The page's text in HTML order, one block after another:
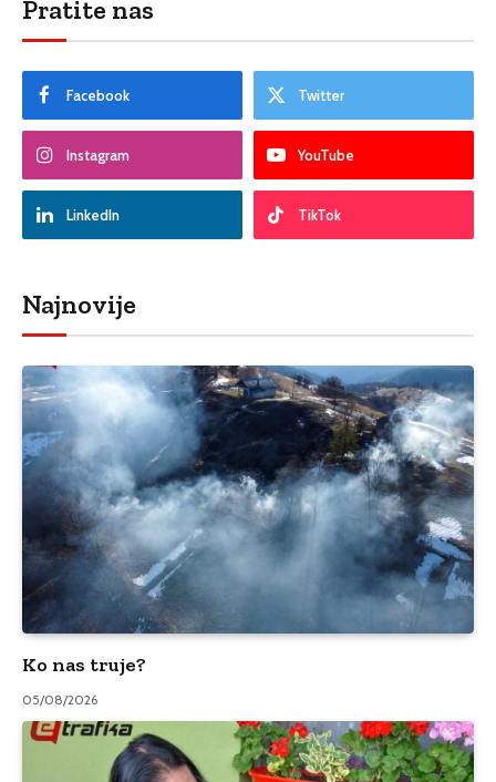
Pratite nas
Facebook Twitter
Instagram YouTube
LinkedIn TikTok
Najnovije
Ko nas truje?
05/08/2026